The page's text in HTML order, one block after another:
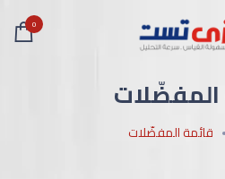
0
قائمة المفضّلات